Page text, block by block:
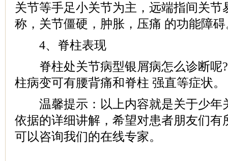
关节等手足小关节为主，远端指间关节
称，关节僵硬，肿胀，压痛 的功能障碍
4、脊柱表现
脊柱处关节病型银屑病怎么诊断呢?
柱病变可有腰背痛和脊柱 强直等症状。
温馨提示：以上内容就是关于少年
依据的详细讲解，希望对患者朋友们有
可以咨询我们的在线专家。